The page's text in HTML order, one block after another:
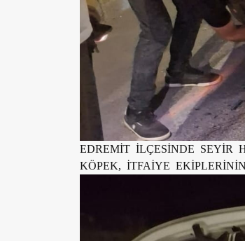
EDREMİT İLÇESİNDE SEYİR
KÖPEK, İTFAİYE